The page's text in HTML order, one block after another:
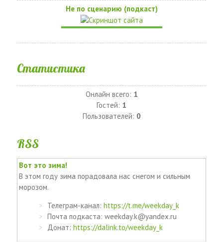
Не по сценарию (подкаст)
Статистика
Онлайн всего: 1
Гостей: 1
Пользователей: 0
RSS
Вот это зима!
В этом году зима порадовала нас снегом и сильным
морозом.
Телеграм-канал: https://t.me/weekday_k
Почта подкаста: weekday.k@yandex.ru
Донат: https://dalink.to/weekday_k